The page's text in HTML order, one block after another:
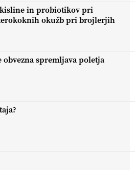
in probiotikov pri
okužb pri brojlerjih
obvezna spremljava poletja